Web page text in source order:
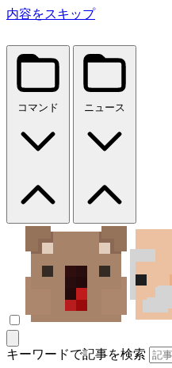
内容をスキップ
コマンド ニュース
キーワードで記事を検索